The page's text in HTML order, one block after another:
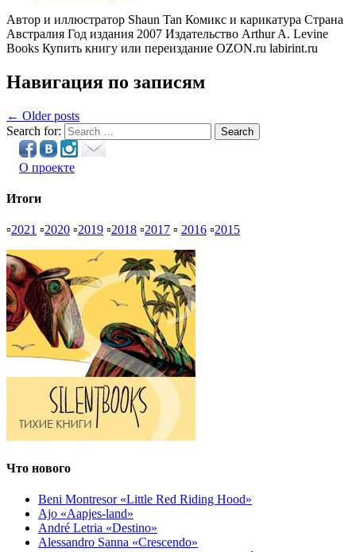
Автор и иллюстратор Shaun Tan Комикс и карикатура Страна
Австралия Год издания 2007 Издательство Arthur A. Levine
Books Купить книгу или переиздание OZON.ru labirint.ru
Навигация по записям
← Older posts
Search for:
Search
О проекте
Итоги
▫2021 ▫2020 ▫2019 ▫2018 ▫2017 ▫ 2016 ▫2015
Что нового
Beni Montresor «Little Red Riding Hood»
Ajo «Aapjes-land»
André Letria «Destino»
Alessandro Sanna «Crescendo»